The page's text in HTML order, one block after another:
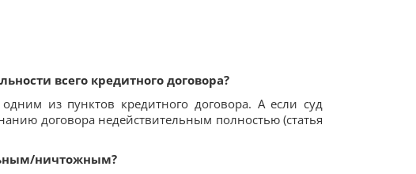
всего кредитного договора?
из пунктов кредитного договора. А если суд
договора недействительным полностью (статья
ничтожным?